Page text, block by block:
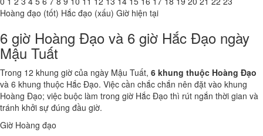
Hoàng đạo (tốt) Hắc đạo (xấu) Giờ hiện tại
6 giờ Hoàng Đạo và 6 giờ Hắc Đạo ngày
Mậu Tuất
Trong 12 khung giờ của ngày Mậu Tuất, 6 khung thuộc Hoàng Đạo
và 6 khung thuộc Hắc Đạo. Việc cần chắc chắn nên đặt vào khung
Hoàng Đạo; việc buộc làm trong giờ Hắc Đạo thì rút ngắn thời gian và
tránh khởi sự đúng đầu giờ.
Giờ Hoàng đạo